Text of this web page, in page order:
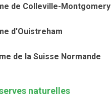
de Colleville-Montgomery
d'Ouistreham
de la Suisse Normande
naturelles